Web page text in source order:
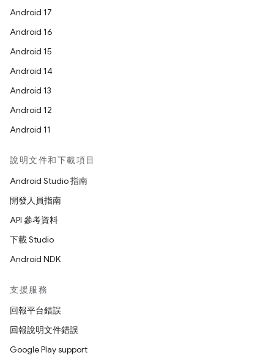
Android 17
Android 16
Android 15
Android 14
Android 13
Android 12
Android 11
說明文件和下載項目
Android Studio 指南
開發人員指南
API 參考資料
下載 Studio
Android NDK
支援服務
回報平台錯誤
回報說明文件錯誤
Google Play support